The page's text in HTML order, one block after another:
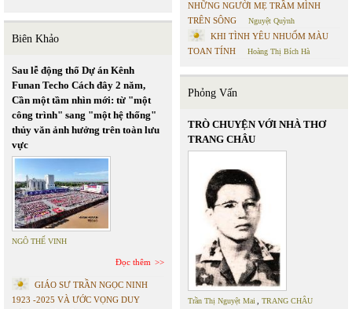
Biên Khảo
Sau lễ động thổ Dự án Kênh
Funan Techo Cách đây 2 năm,
Cần một tầm nhìn mới: từ "một
công trình" sang "một hệ thống"
thủy văn ảnh hưởng trên toàn lưu
vực
NGÔ THẾ VINH
Đọc thêm
GIÁO SƯ TRẦN NGỌC NINH
1923 -2025 VÀ ƯỚC VỌNG DUY
NHỮNG NGƯỜI MẸ TRẦM MÌNH
TRÊN SÔNG
Nguyệt Quỳnh
KHI TÌNH YÊU NHUỐM MÀU
TOAN TÍNH
Hoàng Thị Bích Hà
Phỏng Vấn
TRÒ CHUYỆN VỚI NHÀ THƠ
TRANG CHÂU
Trần Thị Nguyệt Mai TRANG CHÂU